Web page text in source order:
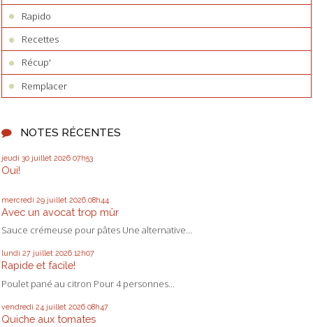
Rapido
Recettes
Récup'
Remplacer
NOTES RÉCENTES
jeudi 30 juillet 2026 07h53
Oui!
mercredi 29 juillet 2026 08h44
Avec un avocat trop mûr
Sauce crémeuse pour pâtes Une alternative...
lundi 27 juillet 2026 12h07
Rapide et facile!
Poulet pané au citron Pour 4 personnes...
vendredi 24 juillet 2026 08h47
Quiche aux tomates